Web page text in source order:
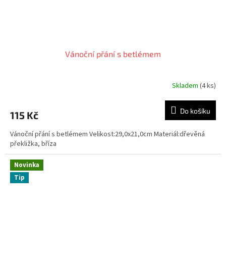
Vánoční přání s betlémem
je
z
5
hvězdiček.
Skladem(4 ks)
115 Kč Do košíku
Vánoční přání s betlémem Velikost:29,0x21,0cm Materiál:dřevěná
překližka, bříza
Novinka
Tip